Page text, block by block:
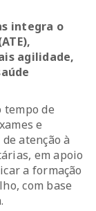
integra o
agilidade,
de
e
atenção à
em apoio
a formação
com base